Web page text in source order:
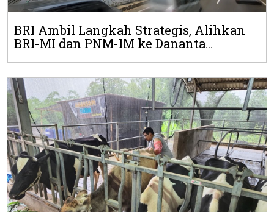
BRI Ambil Langkah Strategis, Alihkan
BRI-MI dan PNM-IM ke Dananta...